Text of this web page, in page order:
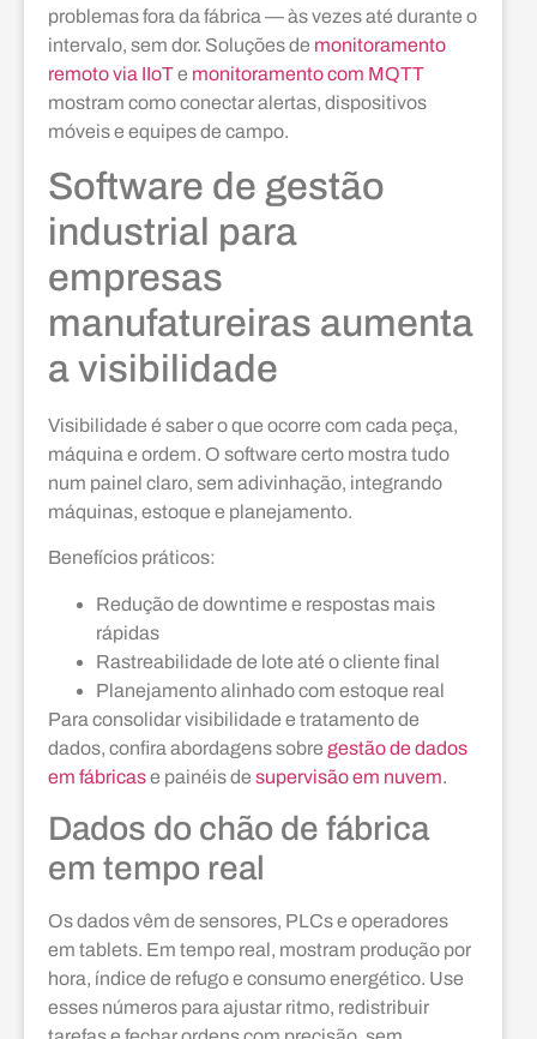
problemas fora da fábrica — às vezes até durante o
intervalo, sem dor. Soluções de monitoramento
remoto via IIoTe monitoramento com MQTT
mostram como conectar alertas, dispositivos
móveis e equipes de campo.
Software de gestão
industrial para
empresas
manufatureiras aumenta
a visibilidade
Visibilidade é saber o que ocorre com cada peça,
máquina e ordem. O software certo mostra tudo
num painel claro, sem adivinhação, integrando
máquinas, estoque e planejamento.
Benefícios práticos:
Redução de downtime e respostas mais
rápidas
Rastreabilidade de lote até o cliente final
Planejamento alinhado com estoque real
Para consolidar visibilidade e tratamento de
dados, confira abordagens sobre gestão de dados
em fábricase painéis de supervisão em nuvem.
Dados do chão de fábrica
em tempo real
Os dados vêm de sensores, PLCs e operadores
em tablets. Em tempo real, mostram produção por
hora, índice de refugo e consumo energético. Use
esses números para ajustar ritmo, redistribuir